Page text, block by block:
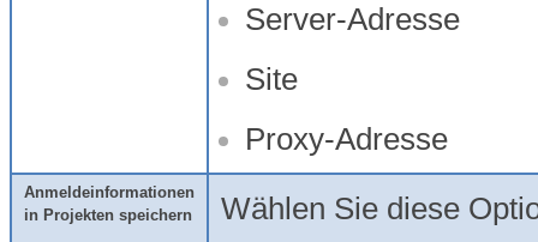
Server-Adresse
Site
Proxy-Adresse
Anmeldeinformationen
in Projekten speichern
Wählen Sie diese